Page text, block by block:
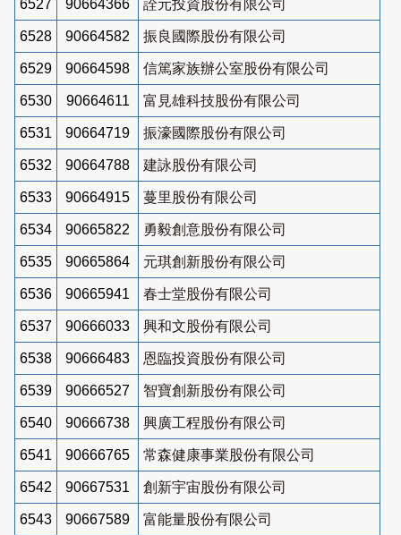
6527 90664366 詮元投資股份有限公司
6528 90664582 振良國際股份有限公司
6529 90664598 信篤家族辦公室股份有限公司
6530 90664611 富見雄科技股份有限公司
6531 90664719 振濠國際股份有限公司
6532 90664788 建詠股份有限公司
6533 90664915 蔓里股份有限公司
6534 90665822 勇毅創意股份有限公司
6535 90665864 元琪創新股份有限公司
6536 90665941 春士堂股份有限公司
6537 90666033 興和文股份有限公司
6538 90666483 恩臨投資股份有限公司
6539 90666527 智寶創新股份有限公司
6540 90666738 興廣工程股份有限公司
6541 90666765 常森健康事業股份有限公司
6542 90667531 創新宇宙股份有限公司
6543 90667589 富能量股份有限公司